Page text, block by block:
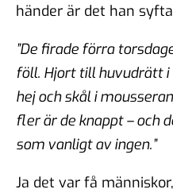
händer är det han
”De firade förra
föll. Hjort till huvudrätt i
hej och skål i
fler är de knappt – och
som vanligt av ingen.”
Ja det var få